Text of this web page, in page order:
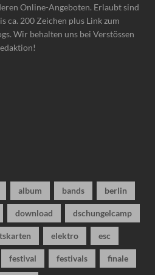
Online-Angeboten. Erlaubt sind
ca. 200 Zeichen plus Link zum
Wir behalten uns bei Verstössen
album bands berlin
download dschungelcamp
elektro esc
festival festivals finale